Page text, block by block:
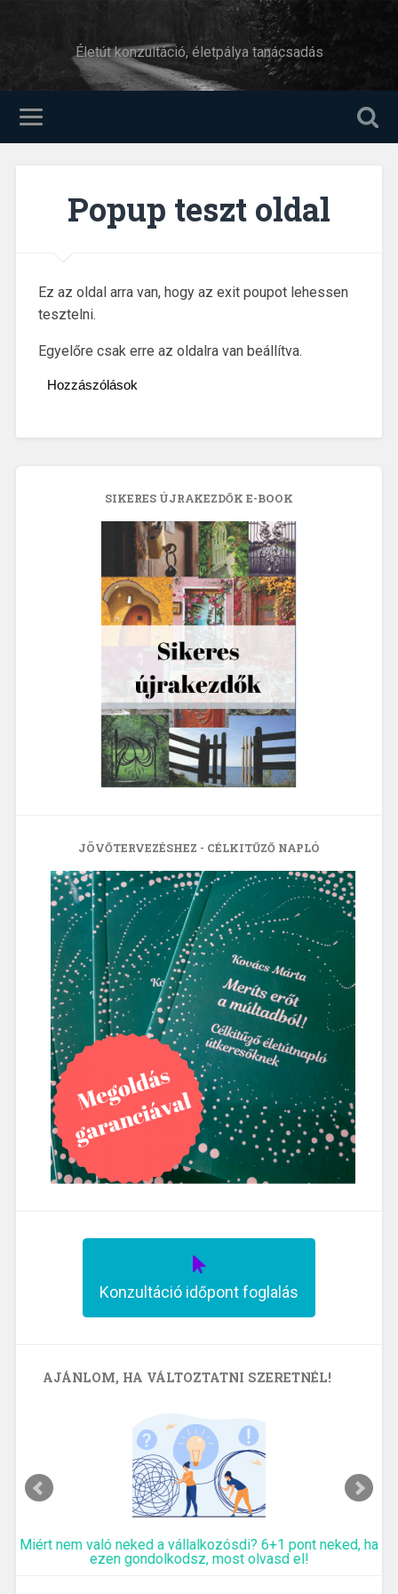
Életút konzultáció, életpálya tanácsadás
Popup teszt oldal
Ez az oldal arra van, hogy az exit poupot lehessen
tesztelni.
Egyelőre csak erre az oldalra van beállítva.
Hozzászólások
SIKERES ÚJRAKEZDŐK E-BOOK
JÖVŐTERVEZÉSHEZ - CÉLKITŰZŐ NAPLÓ
Konzultáció időpont foglalás
AJÁNLOM, HA VÁLTOZTATNI SZERETNÉL!
Miért nem való neked a vállalkozósdi? 6+1 pont neked, ha
ezen gondolkodsz, most olvasd el!